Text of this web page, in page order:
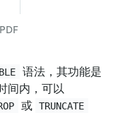
语法，其功能是
间内，可以
或 TRUNCATE